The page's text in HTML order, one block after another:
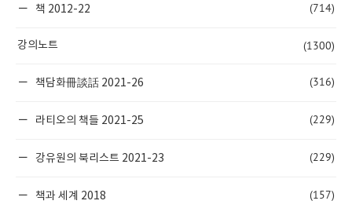
책 2012-22 (714)
강의노트 (1300)
책담화冊談話 2021-26 (316)
라티오의 책들 2021-25 (229)
강유원의 북리스트 2021-23 (229)
책과 세계 2018 (157)